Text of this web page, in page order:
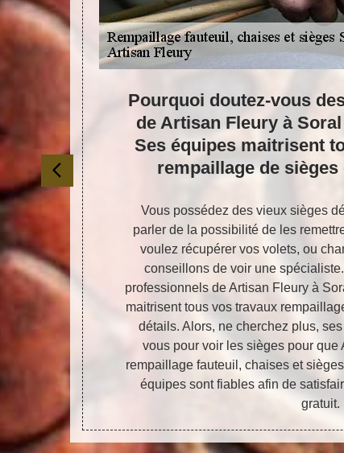
est très
Car
à
La
Pourquoi doutez-vous
de Artisan Fleury à
Ses équipes maitrisent
rempaillage de
Vous possédez des vieux sièges
parler de la possibilité de les
voulez récupérer vos volets, ou
conseillons de voir une
professionnels de Artisan Fleury à
maitrisent tous vos travaux
détails. Alors, ne cherchez plus,
vous pour voir les sièges pour que
rempaillage fauteuil, chaises et
équipes sont fiables afin de
gratuit.